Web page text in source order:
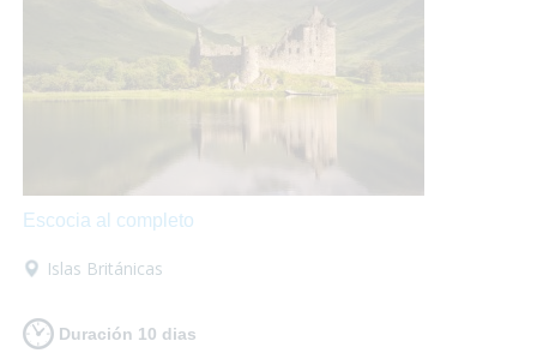
Escocia al completo
Islas Británicas
Duración 10 dias